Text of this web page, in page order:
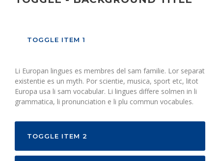
TOGGLE ITEM 1
Li Europan lingues es membres del sam familie. Lor separat
existentie es un myth. Por scientie, musica, sport etc, litot
Europa usa li sam vocabular. Li lingues differe solmen in li
grammatica, li pronunciation e li plu commun vocabules.
TOGGLE ITEM 2